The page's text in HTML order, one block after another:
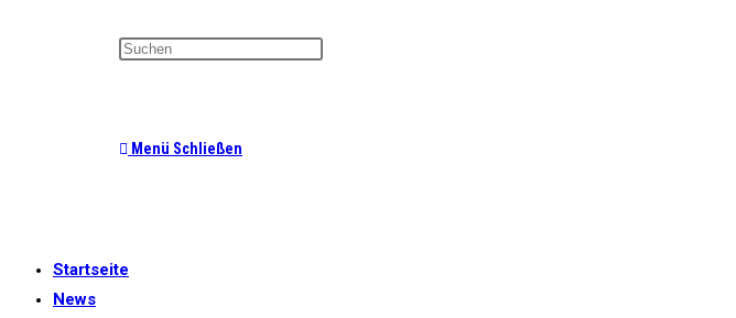
Menü Schließen
Startseite
News